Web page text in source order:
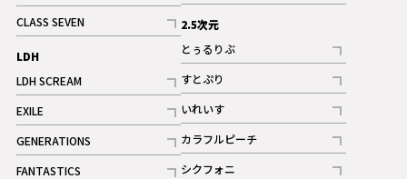
記事
CLASS SEVEN
記事
LDH
LDH SCREAM
記事
EXILE
記事
GENERATIONS
記事
FANTASTICS
記事
2.5次元
とぅるりぶ
記事
すとぷり
記事
ギャラリー
いれいす
記事
ギャラリー
カラフルピーチ
記事
シクフォニ